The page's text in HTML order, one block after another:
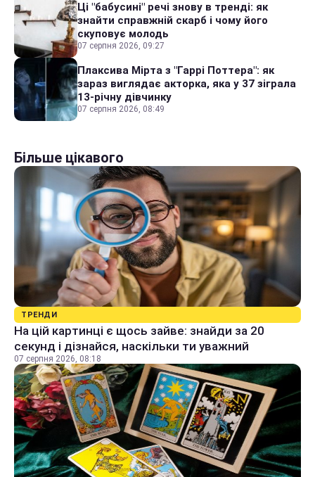
Ці "бабусині" речі знову в тренді: як
знайти справжній скарб і чому його
скуповує молодь
07 серпня 2026, 09:27
Плаксива Мірта з "Гаррі Поттера": як
зараз виглядає акторка, яка у 37 зіграла
13-річну дівчинку
07 серпня 2026, 08:49
Більше цікавого
ТРЕНДИ
На цій картинці є щось зайве: знайди за 20
секунд і дізнайся, наскільки ти уважний
07 серпня 2026, 08:18